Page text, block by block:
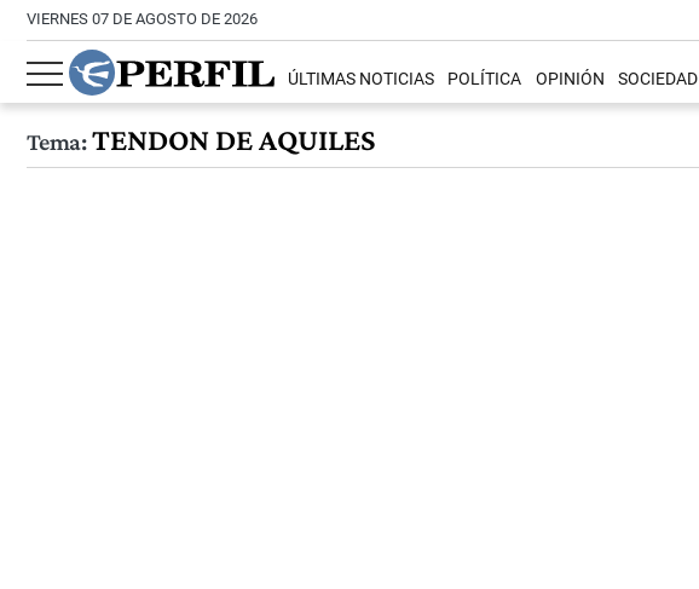
VIERNES 07 DE AGOSTO DE 2026
ÚLTIMAS NOTICIAS POLÍTICA OPINIÓN SOCIEDAD
Tema:TENDON DE AQUILES